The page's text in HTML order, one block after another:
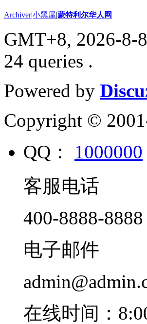
Archiver|小黑屋|蒙特利尔华人网
GMT+8, 2026-8-
24 queries .
Powered by
Copyright ©
QQ： 1000000
客服电话
400-8888-8888
电子邮件
在线时间：